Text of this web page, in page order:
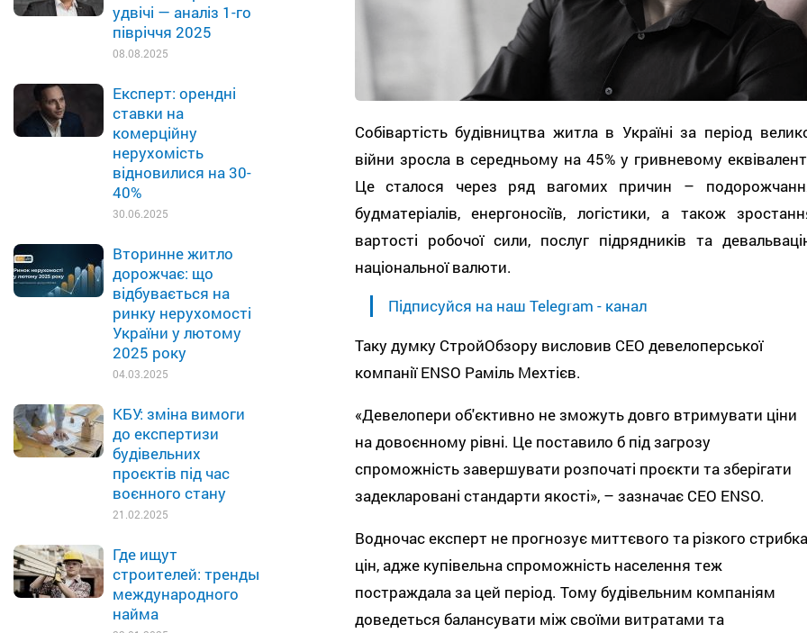
удвічі — аналіз 1-го
півріччя 2025
08.08.2025
Експерт: орендні
ставки на
комерційну
нерухомість
відновилися на 30-
40%
30.06.2025
Вторинне житло
дорожчає: що
відбувається на
ринку нерухомості
України у лютому
2025 року
04.03.2025
КБУ: зміна вимоги
до експертизи
будівельних
проєктів під час
воєнного стану
21.02.2025
Где ищут
строителей: тренды
международного
найма
Собівартість будівництва житла в Україні за період
війни зросла в середньому на 45% у гривневому
Це сталося через ряд вагомих причин –
будматеріалів, енергоносіїв, логістики, а також
вартості робочої сили, послуг підрядників та
національної валюти.
Підписуйся на наш Telegram - канал
Таку думку СтройОбзору висловив СЕО девелоперської
компанії ENSO Раміль Мехтієв.
«Девелопери об'єктивно не зможуть довго втримувати ціни
на довоєнному рівні. Це поставило б під загрозу
спроможність завершувати розпочаті проєкти та зберігати
задекларовані стандарти якості», – зазначає СЕО ENSO.
Водночас експерт не прогнозує миттєвого та різкого стрибка
цін, адже купівельна спроможність населення теж
постраждала за цей період. Тому будівельним компаніям
доведеться балансувати між своїми витратами та